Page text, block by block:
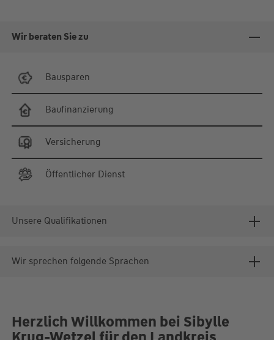
Wir beraten Sie zu
Bausparen
Baufinanzierung
Versicherung
Öffentlicher Dienst
Unsere Qualifikationen
Wir sprechen folgende Sprachen
Herzlich Willkommen bei Sibylle